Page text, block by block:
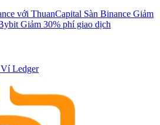
Sàn Binance Giảm
Giảm 30% phí giao dịch
Ví Ledger